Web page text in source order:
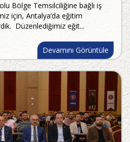
Bölge Temsilciliğine bağlı iş
için, Antalya’da eğitim
Düzenlediğimiz eğit...
Devamını Görüntüle